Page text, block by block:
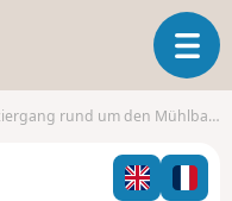
T
o
g
l
rund um den Mühlbach in Straßburg